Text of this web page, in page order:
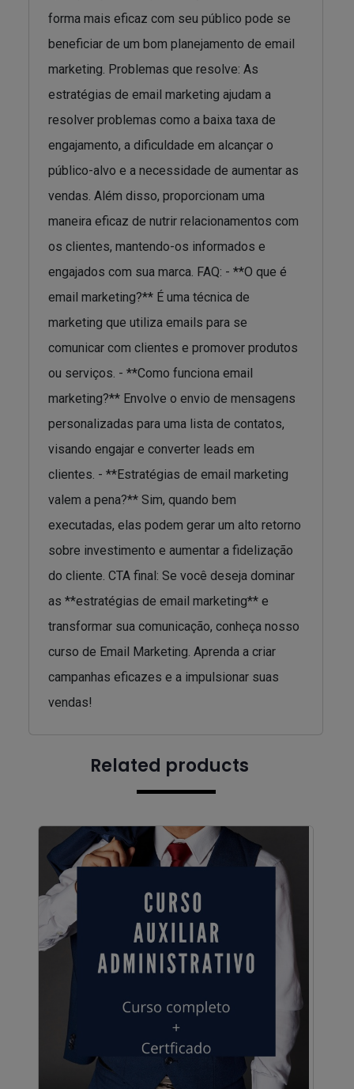
forma mais eficaz com seu público pode se
beneficiar de um bom planejamento de email
marketing. Problemas que resolve: As
estratégias de email marketing ajudam a
resolver problemas como a baixa taxa de
engajamento, a dificuldade em alcançar o
público-alvo e a necessidade de aumentar as
vendas. Além disso, proporcionam uma
maneira eficaz de nutrir relacionamentos com
os clientes, mantendo-os informados e
engajados com sua marca. FAQ: - **O que é
email marketing?** É uma técnica de
marketing que utiliza emails para se
comunicar com clientes e promover produtos
ou serviços. - **Como funciona email
marketing?** Envolve o envio de mensagens
personalizadas para uma lista de contatos,
visando engajar e converter leads em
clientes. - **Estratégias de email marketing
valem a pena?** Sim, quando bem
executadas, elas podem gerar um alto retorno
sobre investimento e aumentar a fidelização
do cliente. CTA final: Se você deseja dominar
as **estratégias de email marketing** e
transformar sua comunicação, conheça nosso
curso de Email Marketing. Aprenda a criar
campanhas eficazes e a impulsionar suas
vendas!
Related products